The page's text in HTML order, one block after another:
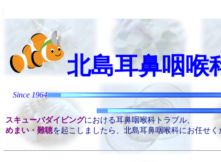
北島耳鼻咽喉
Since 1964
スキューバダイビングにおける耳鼻咽喉科トラブル、
めまい・難聴を起こしましたら、北島耳鼻咽喉科にお任せく